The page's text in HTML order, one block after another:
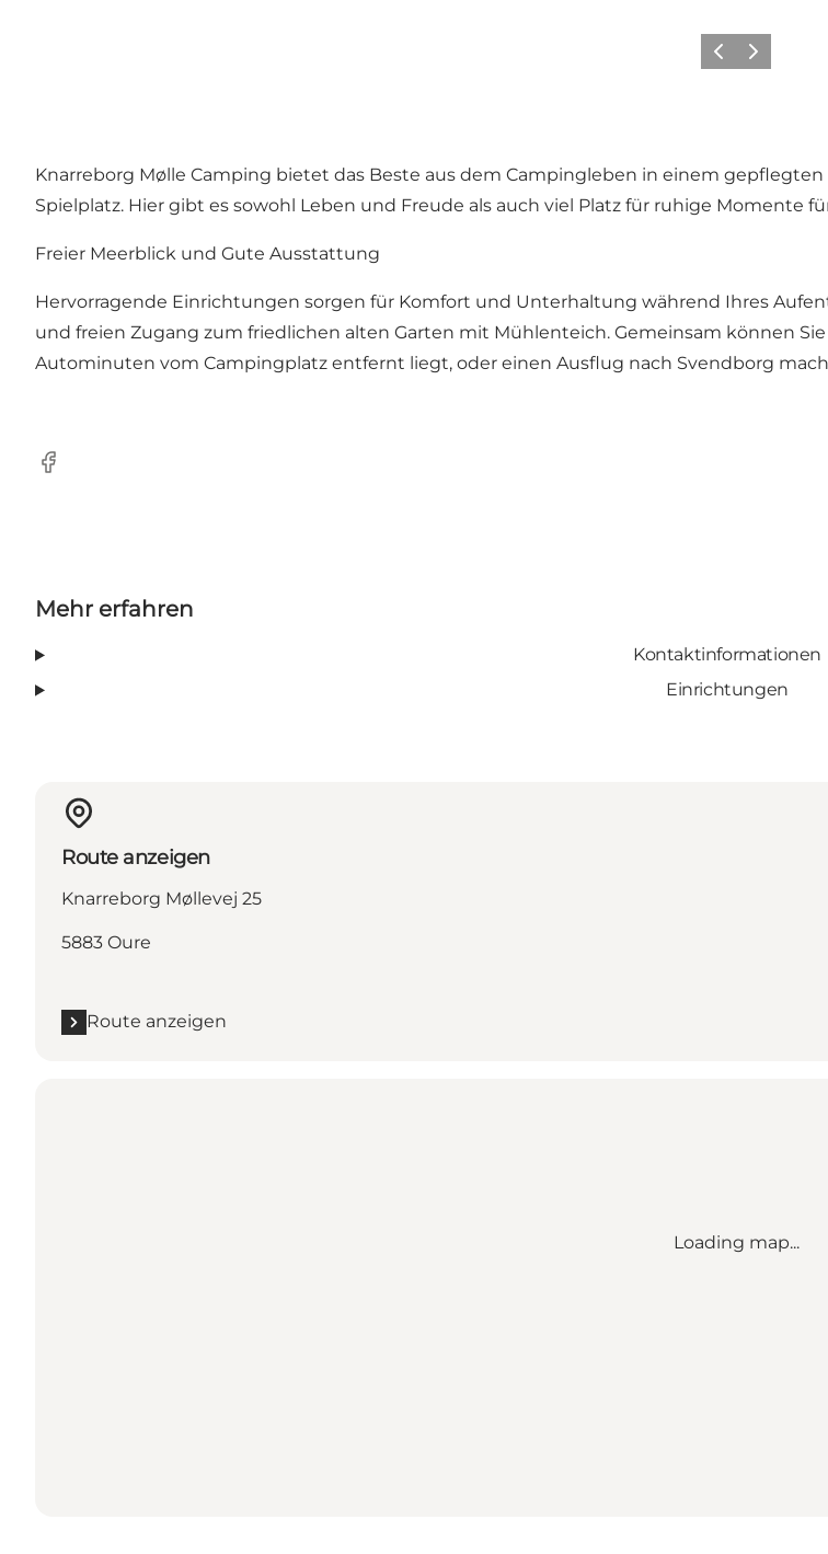
Vorherige Folie
Nächste Folie
Knarreborg Mølle Camping bietet das Beste aus dem Campingleben in einem
Spielplatz. Hier gibt es sowohl Leben und Freude als auch viel Platz für ruhige Momente
Freier Meerblick und Gute Ausstattung
Hervorragende Einrichtungen sorgen für Komfort und Unterhaltung während Ihres
und freien Zugang zum friedlichen alten Garten mit Mühlenteich. Gemeinsam können
Autominuten vom Campingplatz entfernt liegt, oder einen Ausflug nach Svendborg
Facebook
Mehr erfahren
Kontaktinformationen
Einrichtungen
Route anzeigen
Knarreborg Møllevej 25
5883 Oure
Route anzeigen
Loading map...